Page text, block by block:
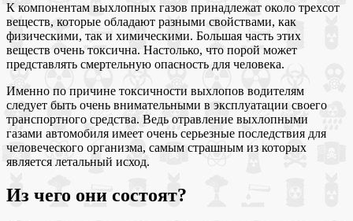
К компонентам выхлопных газов принадлежат около трехсот
веществ, которые обладают разными свойствами, как
физическими, так и химическими. Большая часть этих
веществ очень токсична. Настолько, что порой может
представлять смертельную опасность для человека.
Именно по причине токсичности выхлопов водителям
следует быть очень внимательными в эксплуатации своего
транспортного средства. Ведь отравление выхлопными
газами автомобиля имеет очень серьезные последствия для
человеческого организма, самым страшным из которых
является летальный исход.
Из чего они состоят?